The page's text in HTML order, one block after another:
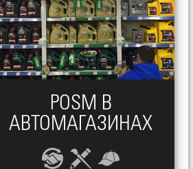
POSM В
АВТОМАГАЗИНАХ